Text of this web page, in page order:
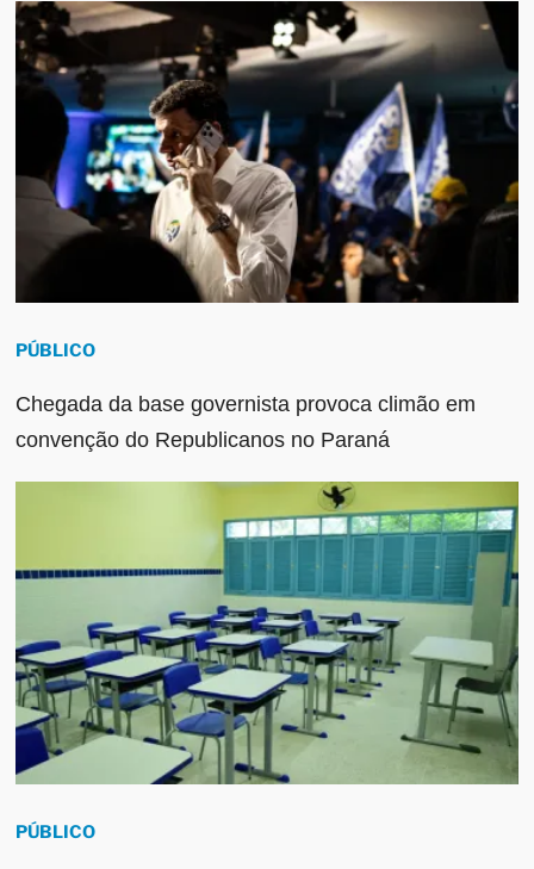
PÚBLICO
Chegada da base governista provoca climão em
convenção do Republicanos no Paraná
PÚBLICO